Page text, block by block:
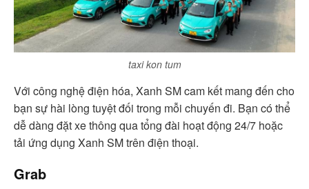
taxi kon tum
Với công nghệ điện hóa, Xanh SM cam kết mang đến cho
bạn sự hài lòng tuyệt đối trong mỗi chuyến đi. Bạn có thể
dễ dàng đặt xe thông qua tổng đài hoạt động 24/7 hoặc
tải ứng dụng Xanh SM trên điện thoại.
Grab